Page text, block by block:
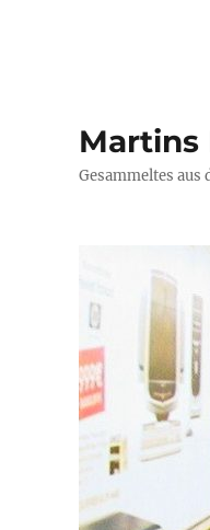
Martins
Gesammeltes